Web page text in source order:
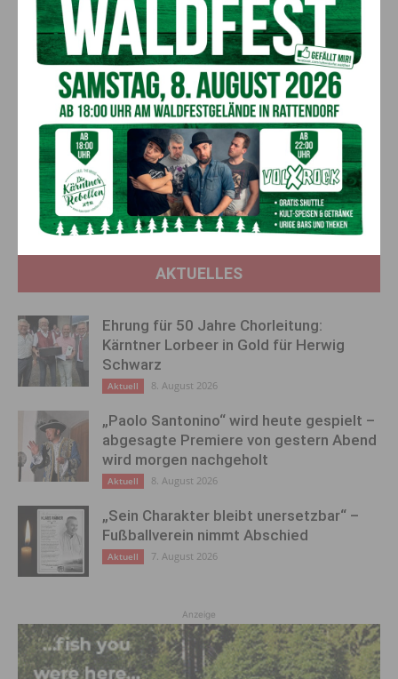
Vorheriger Artikel
Wolfsrudel: Drei Wölfe töteten
Schafsherde in Nölbling
Nächster Artikel
FPÖ-Angerer/Muhr zu
Wolfsrissen und Ergebnisse
DNA-Proben: „Weiterer Beweis
für Untauglichkeit der Kärntner
Wolfsverordnung erbracht!“
AKTUELLES
Ehrung für 50 Jahre Chorleitung:
Kärntner Lorbeer in Gold für Herwig
Schwarz
Aktuell 8. August 2026
„Paolo Santonino“ wird heute gespielt –
abgesagte Premiere von gestern Abend
wird morgen nachgeholt
Aktuell 8. August 2026
„Sein Charakter bleibt unersetzbar“ –
Fußballverein nimmt Abschied
Aktuell 7. August 2026
Anzeige